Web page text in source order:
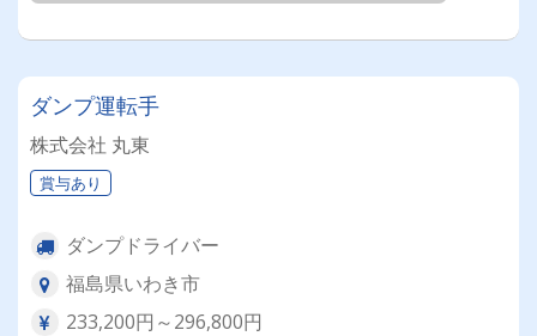
ダンプ運転手
株式会社 丸東
賞与あり
ダンプドライバー
福島県いわき市
233,200円～296,800円